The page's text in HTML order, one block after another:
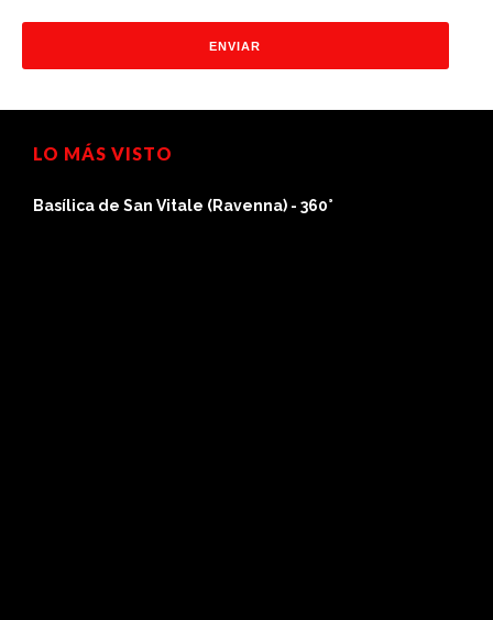
LO MÁS VISTO
Basílica de San Vitale (Ravenna) - 360°